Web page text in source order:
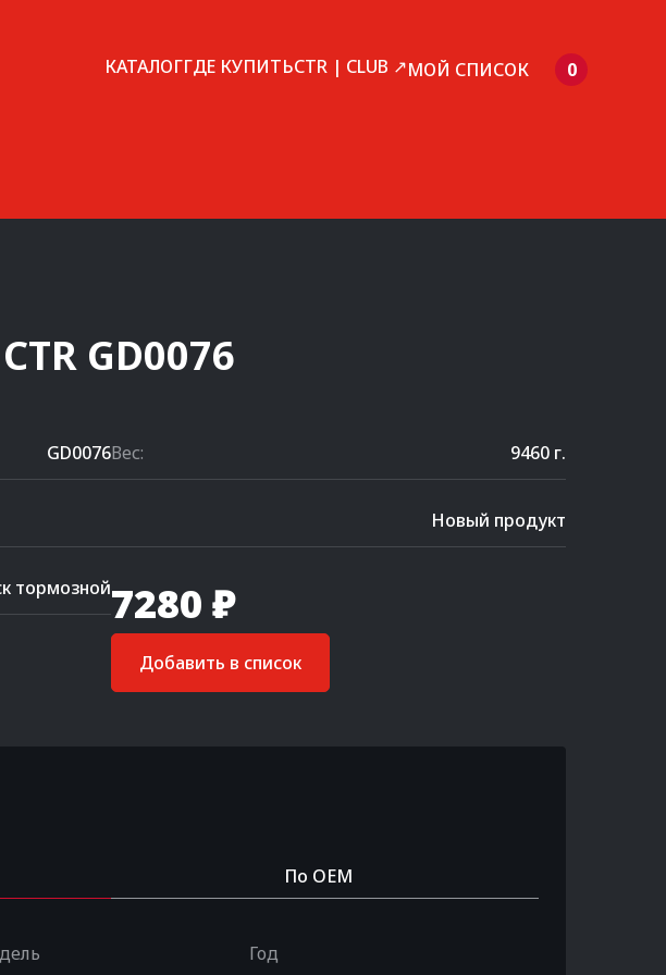
КАТАЛОГГДЕ КУПИТЬCTR | CLUB ↗МОЙ СПИСОК 0
CTR GD0076
GD0076Вес: 9460 г.
Новый продукт
тормозной7280 ₽
Добавить в список
По OEM
Год